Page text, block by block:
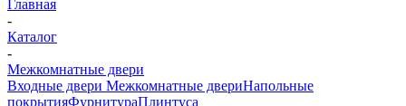
Главная
-
Каталог
-
Межкомнатные двери
Входные двери Межкомнатные двериНапольные
покрытияФурнитураПлинтуса